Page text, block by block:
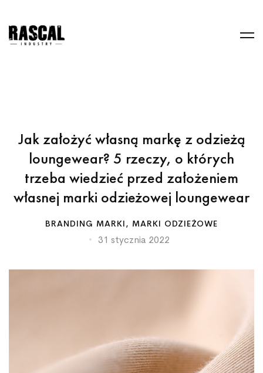
Jak założyć własną markę z odzieżą
loungewear? 5 rzeczy, o których
trzeba wiedzieć przed założeniem
własnej marki odzieżowej loungewear
BRANDING MARKI, MARKI ODZIEŻOWE
31 stycznia 2022